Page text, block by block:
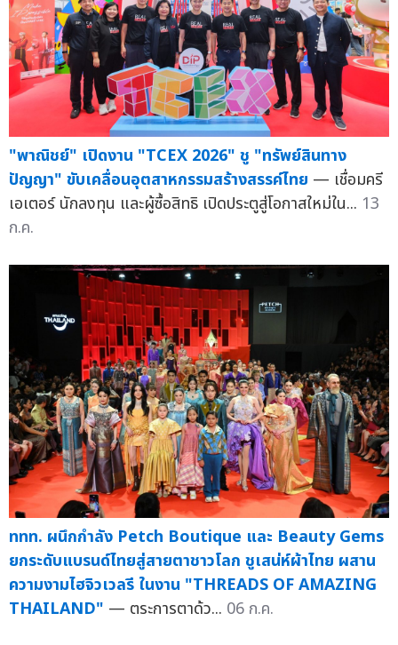
"พาณิชย์" เปิดงาน "TCEX 2026" ชู "ทรัพย์สินทาง
ปัญญา" ขับเคลื่อนอุตสาหกรรมสร้างสรรค์ไทย — เชื่อมครี
เอเตอร์ นักลงทุน และผู้ซื้อสิทธิ เปิดประตูสู่โอกาสใหม่ใน... 13
ก.ค.
ททท. ผนึกกำลัง Petch Boutique และ Beauty Gems
ยกระดับแบรนด์ไทยสู่สายตาชาวโลก ชูเสน่ห์ผ้าไทย ผสาน
ความงามไฮจิวเวลรี ในงาน "THREADS OF AMAZING
THAILAND" — ตระการตาด้ว... 06 ก.ค.